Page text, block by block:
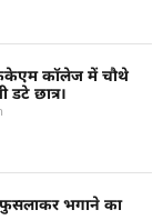
कॉलेज में चौथे
डटे छात्र।
फुसलाकर भगाने का